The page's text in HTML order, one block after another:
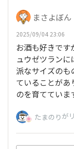
まさよぼん
2025/09/04 23:06
お酒も好きです
ュウゼツラン
派なサイズのも
ていることがあ
のを育てていま
たまのり が